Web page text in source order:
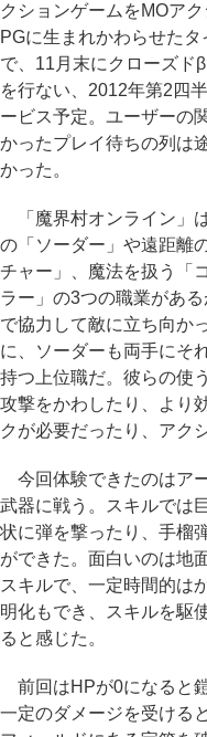
クションゲームをMOア
PGに生まれかわらせたタ
で、11月末にクローズドβ
を行ない、2012年第2四
ービス予定。ユーザーの
かったプレイ待ちの列は
かった。
「魔界村オンライン」
の「ソーダー」や遠距離
チャー」、魔法を扱う「
ラー」の3つの職業がある
で協力して敵に立ち向か
に、ソーダーも両手にそ
持つ上位職だ。彼らの使
攻撃をかわしたり、より
クが必要だったり、アク
今回体験できたのはア
武器に戦う。スキルでは
状に弾を撃ったり、手榴
ができた。面白いのは地
スキルで、一定時間的は
明化もでき、スキルを駆
ると感じた。
前回はHPが0になると
一定のダメージを受ける